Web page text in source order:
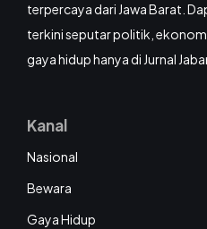
terpercaya dari Jawa Barat.
terkini seputar politik,
gaya hidup hanya di Jurnal
Kanal
Nasional
Bewara
Gaya Hidup